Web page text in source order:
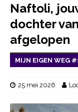
Naftoli,
dochter
afgelopen
MIJN EIGEN WEG
25 mei 2026